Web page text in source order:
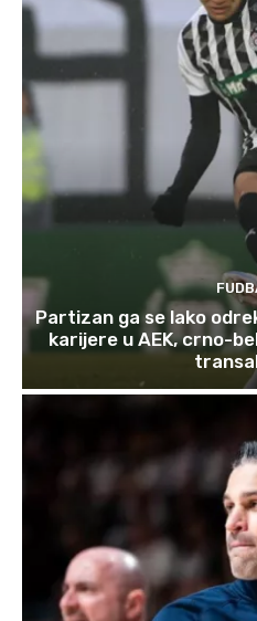
Partizan ga se lako
karijere u AEK, crno-